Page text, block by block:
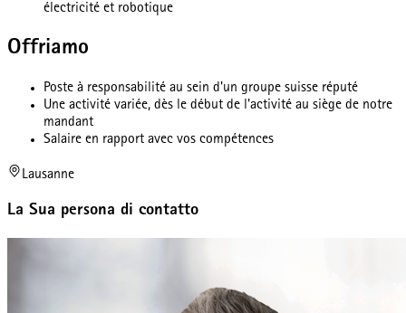
électricité et robotique
Offriamo
Poste à responsabilité au sein d'un groupe suisse réputé
Une activité variée, dès le début de l'activité au siège de notre
mandant
Salaire en rapport avec vos compétences
Lausanne
La Sua persona di contatto